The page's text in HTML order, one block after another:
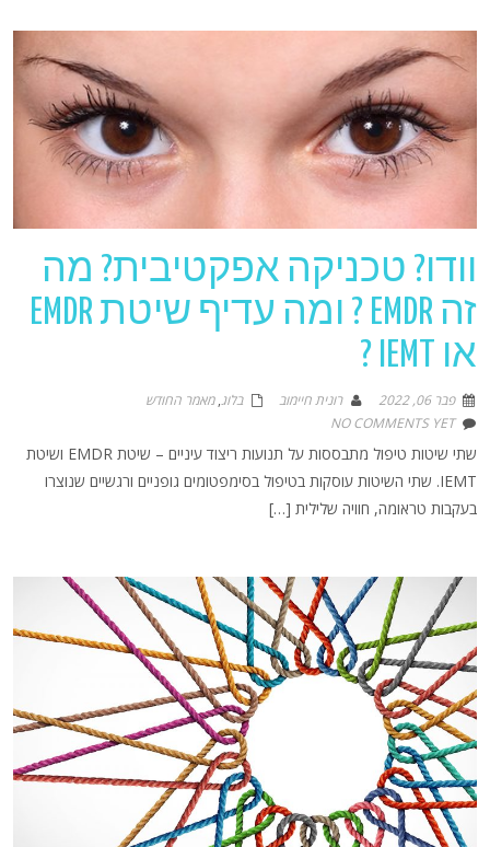
וודו? טכניקה אפקטיבית? מה
זה EMDR ? ומה עדיף שיטת EMDR
או IEMT ?
פבר 06, 2022 רונית חיימוב בלוג,מאמר החודש
NO COMMENTS YET
שתי שיטות טיפול מתבססות על תנועות ריצוד עיניים – שיטת EMDR ושיטת
IEMT. שתי השיטות עוסקות בטיפול בסימפטומים גופניים ורגשיים שנוצרו
בעקבות טראומה, חוויה שלילית […]